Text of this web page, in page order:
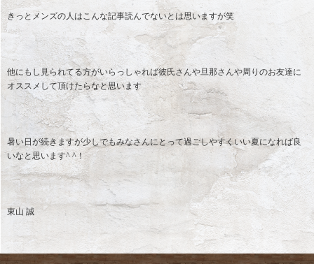
きっとメンズの人はこんな記事読んでないとは思いますが笑
他にもし見られてる方がいらっしゃれば彼氏さんや旦那さんや周りのお友達に
オススメして頂けたらなと思います
暑い日が続きますが少しでもみなさんにとって過ごしやすくいい夏になれば良
いなと思います^ ^！
東山 誠